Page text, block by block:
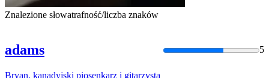
Znalezione słowatrafność/liczba znaków
adams 5
Bryan, kanadyjski piosenkarz i gitarzysta